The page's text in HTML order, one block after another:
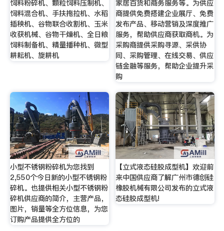
饲料粉碎机、颗粒饲料压制机、
饲料混合机、手扶拖拉机、水稻
插秧机、谷物联合收割机、玉米
收获机械、谷物干燥机、全日粮
饲料制备机、精量播种机、微型
耕耘机、旋耕机
家居百货和商务服务等。为供应
商提供免费搭建企业展厅、免费
发布产品、移动营销及深度推广
服务，帮助供应商获取商机。为
采购商提供采购寻源、采供协
同、采购管理、在线交易、供应
链金融等服务，帮助企业提升采
购
小型不锈钢粉碎机为您找到
2,550个今日新的小型不锈钢粉
碎机。也提供相关小型不锈钢粉
碎机供应商的简介，主营产品，
图片，销量等全方位信息，为您
订购产品提供全方位的
【立式液态硅胶成型机】欢迎前
来中国供应商了解广州市德创硅
橡胶机械有限公司发布的立式液
态硅胶成型机!